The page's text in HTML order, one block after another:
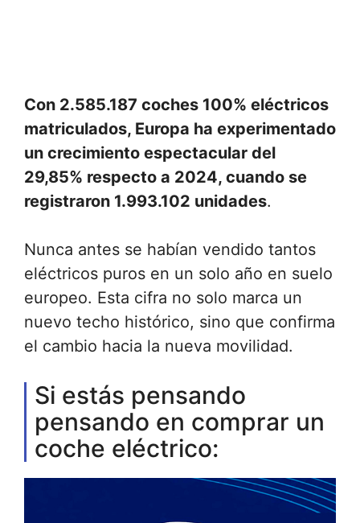
Con 2.585.187 coches 100% eléctricos
matriculados, Europa ha experimentado
un crecimiento espectacular del
29,85% respecto a 2024, cuando se
registraron 1.993.102 unidades.
Nunca antes se habían vendido tantos
eléctricos puros en un solo año en suelo
europeo. Esta cifra no solo marca un
nuevo techo histórico, sino que confirma
el cambio hacia la nueva movilidad.
Si estás pensando
pensando en comprar un
coche eléctrico: